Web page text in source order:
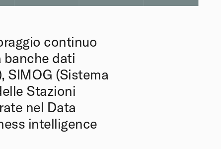
continuo
banche dati
SIMOG (Sistema
Stazioni
nel Data
intelligence